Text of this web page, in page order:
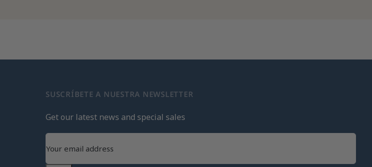
SUSCRÍBETE A NUESTRA NEWSLETTER
Get our latest news and special sales